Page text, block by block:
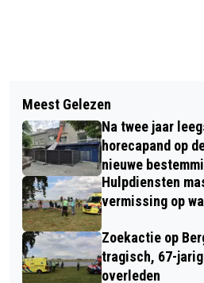
S.V. CAPELLE SPEELT
ZWALUWE: 1-1
53E LIDO-CROSS
SUCCESVOL
Meest Gelezen
Na twee jaar
horecapand op
nieuwe
Hulpdiensten
vermissing op
Zoekactie op
tragisch, 67-
overleden